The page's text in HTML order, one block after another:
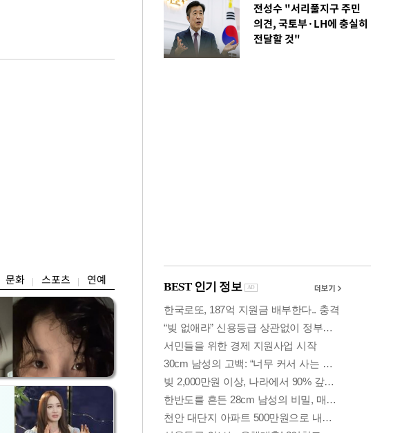
문화 스포츠 연예
전성수 "서리풀지구 주민
의견, 국토부·LH에 충실히
전달할 것"